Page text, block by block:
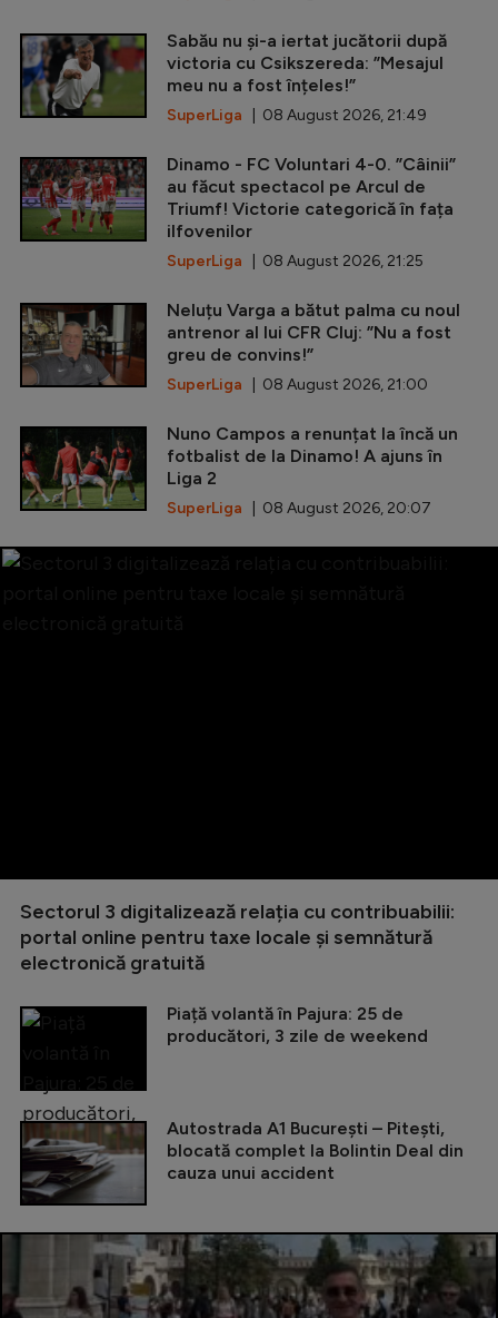
Sabău nu și-a iertat jucătorii după
victoria cu Csikszereda: ”Mesajul
meu nu a fost înțeles!”
SuperLiga | 08 August 2026, 21:49
Dinamo - FC Voluntari 4-0. ”Câinii”
au făcut spectacol pe Arcul de
Triumf! Victorie categorică în fața
ilfovenilor
SuperLiga | 08 August 2026, 21:25
Neluțu Varga a bătut palma cu noul
antrenor al lui CFR Cluj: ”Nu a fost
greu de convins!”
SuperLiga | 08 August 2026, 21:00
Nuno Campos a renunțat la încă un
fotbalist de la Dinamo! A ajuns în
Liga 2
SuperLiga | 08 August 2026, 20:07
Sectorul 3 digitalizează relația cu contribuabilii:
portal online pentru taxe locale și semnătură
electronică gratuită
Piață volantă în Pajura: 25 de
producători, 3 zile de weekend
Autostrada A1 București – Pitești,
blocată complet la Bolintin Deal din
cauza unui accident